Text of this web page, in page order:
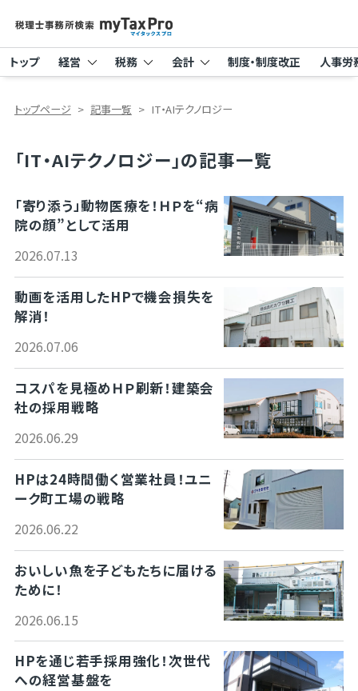
トップ 経営 税務 会計 制度・制度改正 人事労
トップページ 記事一覧 IT・AIテクノロジー
「IT・AIテクノロジー」の記事一覧
「寄り添う」動物医療を！ＨＰを“病
院の顔”として活用
2026.07.13
動画を活用したHPで機会損失を
解消！
2026.07.06
コスパを見極めＨＰ刷新！建築会
社の採用戦略
2026.06.29
HPは24時間働く営業社員！ユニ
ーク町工場の戦略
2026.06.22
おいしい魚を子どもたちに届ける
ために！
2026.06.15
HPを通じ若手採用強化！次世代
への経営基盤を